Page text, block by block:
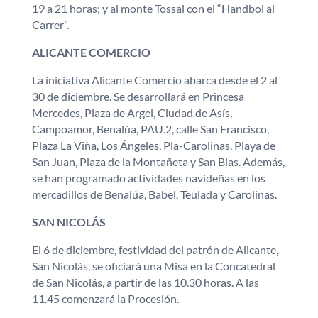
19 a 21 horas; y al monte Tossal con el “Handbol al
Carrer”.
ALICANTE COMERCIO
La iniciativa Alicante Comercio abarca desde el 2 al
30 de diciembre. Se desarrollará en Princesa
Mercedes, Plaza de Argel, Ciudad de Asís,
Campoamor, Benalúa, PAU.2, calle San Francisco,
Plaza La Viña, Los Ángeles, Pla-Carolinas, Playa de
San Juan, Plaza de la Montañeta y San Blas. Además,
se han programado actividades navideñas en los
mercadillos de Benalúa, Babel, Teulada y Carolinas.
SAN NICOLÁS
El 6 de diciembre, festividad del patrón de Alicante,
San Nicolás, se oficiará una Misa en la Concatedral
de San Nicolás, a partir de las 10.30 horas. A las
11.45 comenzará la Procesión.